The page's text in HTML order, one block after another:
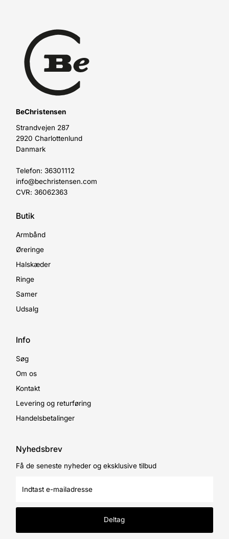
BeChristensen
Strandvejen 287
2920 Charlottenlund
Danmark
Telefon: 36301112
info@bechristensen.com
CVR: 36062363
Butik
Armbånd
Øreringe
Halskæder
Ringe
Samer
Udsalg
Info
Søg
Om os
Kontakt
Levering og returføring
Handelsbetalinger
Nyhedsbrev
Få de seneste nyheder og eksklusive tilbud
e-
Deltag